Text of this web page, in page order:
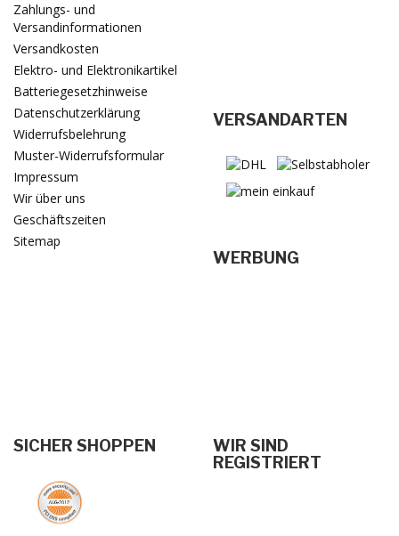
Zahlungs- und
Versandinformationen
Versandkosten
Elektro- und Elektronikartikel
Batteriegesetzhinweise
Datenschutzerklärung
Widerrufsbelehrung
Muster-Widerrufsformular
Impressum
Wir über uns
Geschäftszeiten
Sitemap
VERSANDARTEN
WERBUNG
SICHER SHOPPEN
WIR SIND
REGISTRIERT